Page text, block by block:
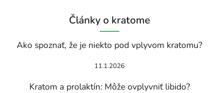
Články o kratome
Ako spoznať, že je niekto pod vplyvom kratomu?
11.1.2026
Kratom a prolaktín: Môže ovplyvniť libido?